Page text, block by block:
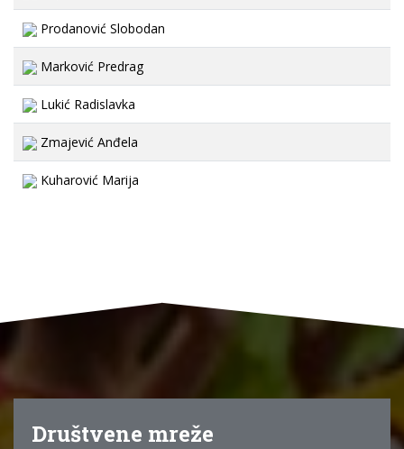
Prodanović Slobodan
Marković Predrag
Lukić Radislavka
Zmajević Anđela
Kuharović Marija
Društvene mreže